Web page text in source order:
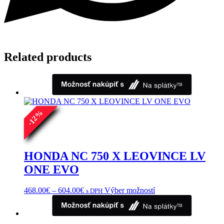
Related products
-
12
%
HONDA NC 750 X LEOVINCE LV
ONE EVO
468.00€ – 604.00€Price
468.00€
through
s DPH Výber možnostíTento
má
viacero